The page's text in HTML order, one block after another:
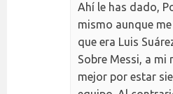
Ahí le has dado,
mismo aunque
que era Luis
Sobre Messi, a mi
mejor por estar